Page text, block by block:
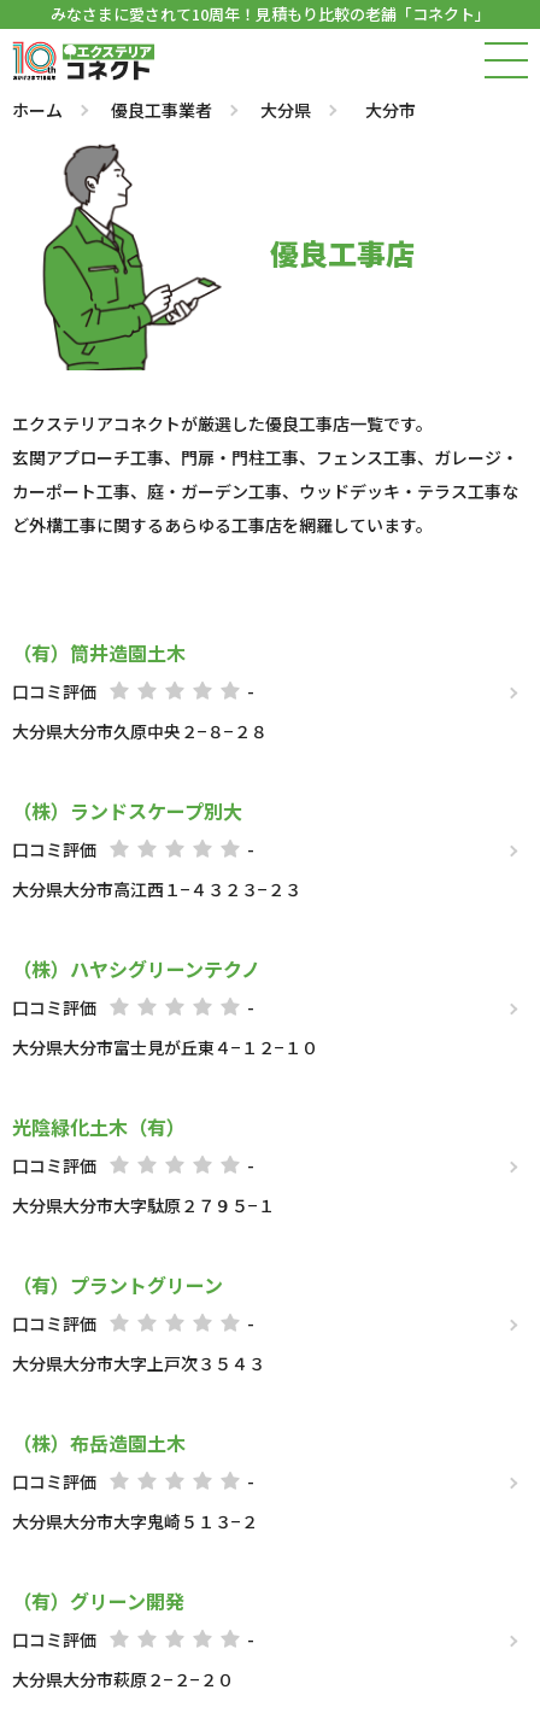
みなさまに愛されて10周年！見積もり比較の老舗「コネクト」
ホーム 優良工事業者 大分県 大分市
優良工事店
エクステリアコネクトが厳選した優良工事店一覧です。
玄関アプローチ工事、門扉・門柱工事、フェンス工事、ガレージ・
カーポート工事、庭・ガーデン工事、ウッドデッキ・テラス工事な
ど外構工事に関するあらゆる工事店を網羅しています。
（有）筒井造園土木
口コミ評価
-
大分県大分市久原中央２−８−２８
（株）ランドスケープ別大
口コミ評価
-
大分県大分市高江西１−４３２３−２３
（株）ハヤシグリーンテクノ
口コミ評価
-
大分県大分市富士見が丘東４−１２−１０
光陰緑化土木（有）
口コミ評価
-
大分県大分市大字駄原２７９５−１
（有）プラントグリーン
口コミ評価
-
大分県大分市大字上戸次３５４３
（株）布岳造園土木
口コミ評価
-
大分県大分市大字鬼崎５１３−２
（有）グリーン開発
口コミ評価
-
大分県大分市萩原２−２−２０